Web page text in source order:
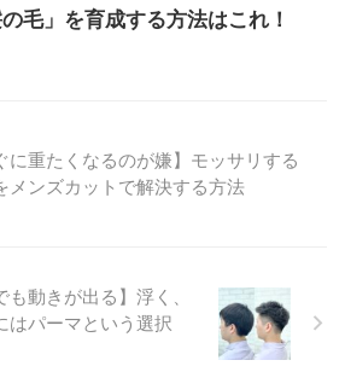
毛」を育成する方法はこれ！
に重たくなるのが嫌】モッサリする
メンズカットで解決する方法
も動きが出る】浮く、
はパーマという選択